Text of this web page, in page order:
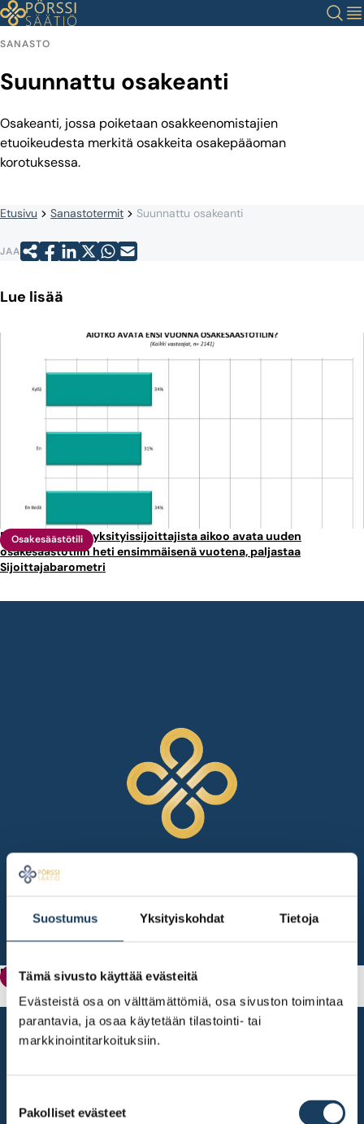
Suostumus Yksityiskohdat Tietoja
Tämä sivusto käyttää evästeitä
Evästeistä osa on välttämättömiä, osa sivuston toimintaa
parantavia, ja osaa käytetään tilastointi- tai
markkinointitarkoituksiin.
valinta
Pakolliset evästeet
Siirry
sisältöön
Haku
SANASTO
Suunnattu osakeanti
Osakeanti, jossa poiketaan osakkeenomistajien
etuoikeudesta merkitä osakkeita osakepääoman
korotuksessa.
Etusivu Sanastotermit Suunnattu osakeanti
JAA
Lue lisää
Osakesäästötili
Reilu kolmannes yksityissijoittajista aikoo avata uuden
osakesäästötilin heti ensimmäisenä vuotena, paljastaa
Sijoittajabarometri
Apurahat
Pörssisäätiön myöntämät apurahat